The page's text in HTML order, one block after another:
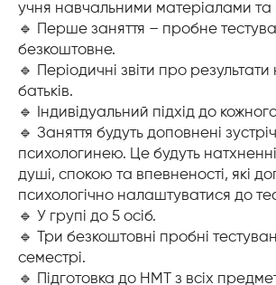
учня навчальними матеріалами та
🔹 Перше заняття – пробне
безкоштовне.
🔹 Періодичні звіти про
батьків.
🔹 Індивідуальний підхід до
🔹 Заняття будуть доповнені
психологинею. Це будуть натхненні
душі, спокою та впевненості, які
психологічно налаштуватися до
🔹 У групі до 5 осіб.
🔹 Три безкоштовні пробні
семестрі.
🔹 Підготовка до НМТ з всіх